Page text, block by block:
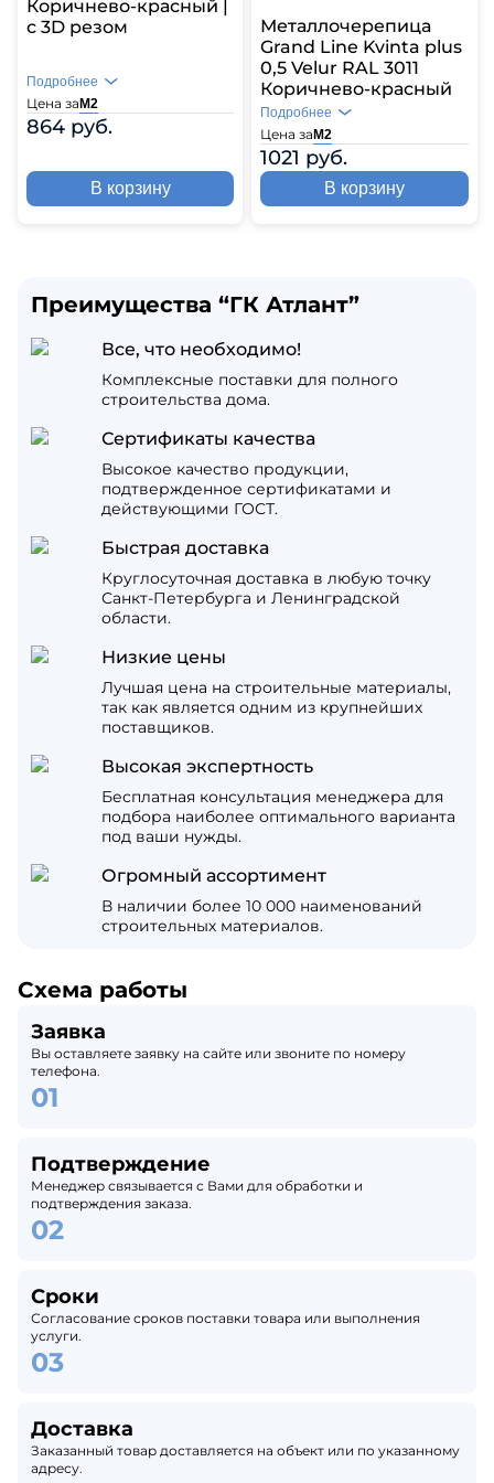
Коричнево-красный |
с 3D резом
Цена заМ2
864 руб.
Подробнее
В корзину
Металлочерепица
Grand Line Kvinta plus
0,5 Velur RAL 3011
Коричнево-красный
Цена заМ2
1021 руб.
Подробнее
В корзину
Преимущества “ГК Атлант”
Все, что необходимо!
Комплексные поставки для полного
строительства дома.
Сертификаты качества
Высокое качество продукции,
подтвержденное сертификатами и
действующими ГОСТ.
Быстрая доставка
Круглосуточная доставка в любую точку
Санкт-Петербурга и Ленинградской
области.
Низкие цены
Лучшая цена на строительные материалы,
так как является одним из крупнейших
поставщиков.
Высокая экспертность
Бесплатная консультация менеджера для
подбора наиболее оптимального варианта
под ваши нужды.
Огромный ассортимент
В наличии более 10 000 наименований
строительных материалов.
Схема работы
Заявка
Вы оставляете заявку на сайте или звоните по номеру
телефона.
Подтверждение
Менеджер связывается с Вами для обработки и
подтверждения заказа.
Сроки
Согласование сроков поставки товара или выполнения
услуги.
Доставка
Заказанный товар доставляется на объект или по указанному
адресу.